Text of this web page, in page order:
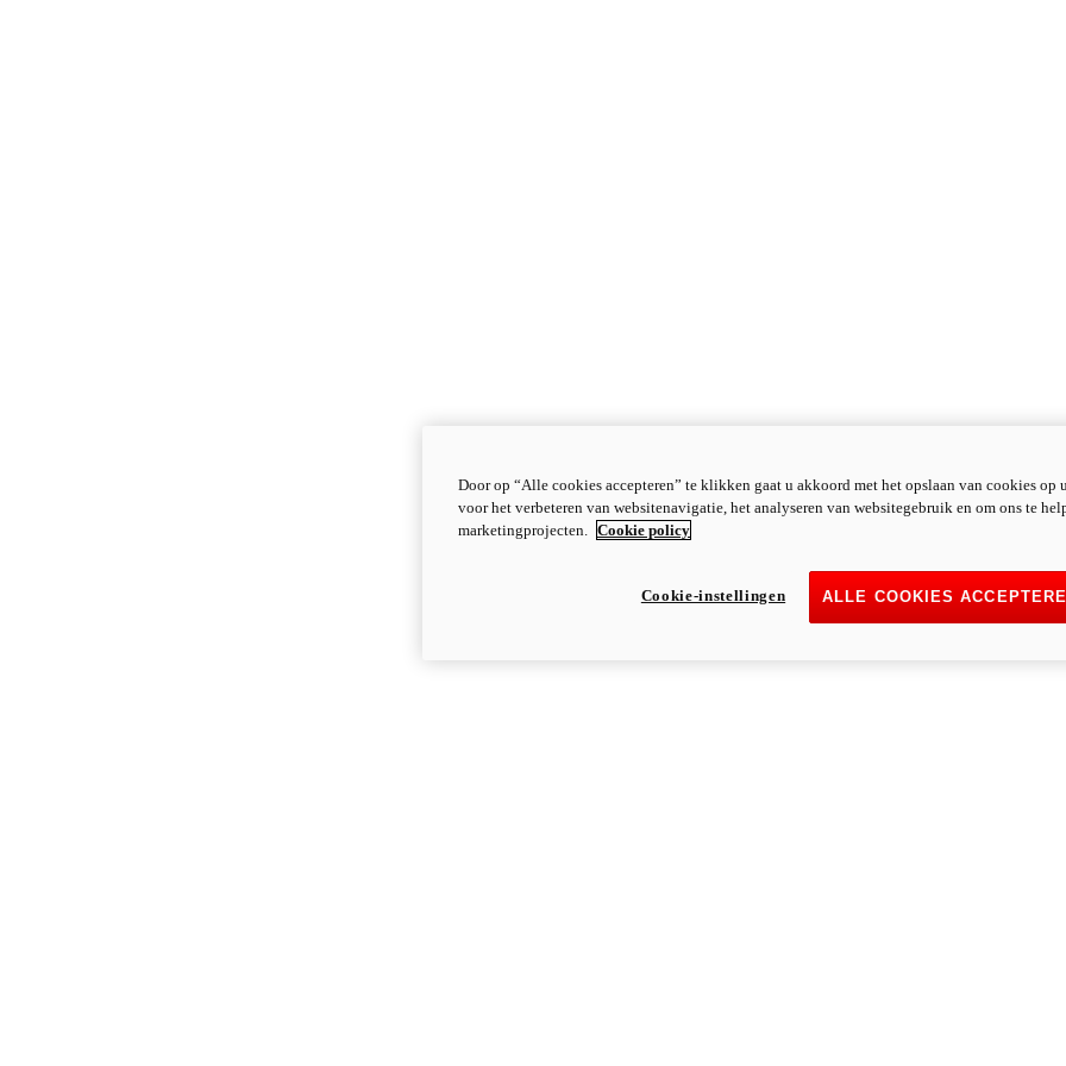
Door op “Alle cookies accepteren” te klikken gaat u akkoord met het opslaan van cookies op
voor het verbeteren van websitenavigatie, het analyseren van websitegebruik en om ons te
marketingprojecten. Cookie policy
ALLE COOKIES
Cookie-instellingen